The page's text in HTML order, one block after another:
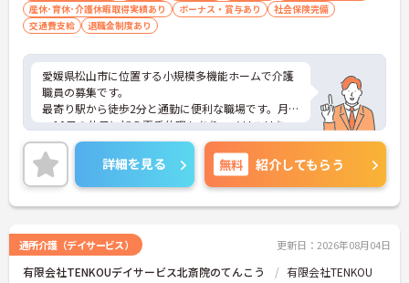
産休･育休･介護休暇取得実績あり
ボーナス・賞与あり
社会保険完備
交通費支給
退職金制度あり
愛媛県松山市に位置する小規模多機能ホームで介護
職員の募集です。
最寄り駅から徒歩2分と通勤に便利な職場です。月9
～10日の休日に加え夏季休暇もあり、メリハリをつ
けて働けます。夜勤手当や各種手当も整っており、
地域密着型の介護サービスに携わりながら経験を積
める環境です。
ご興味のある方には、面接対策ポイントなどさらに
詳細をお話いたしますので、お気軽にご相談くださ
■ 駅近で通勤負担を軽減
詳細を見る 無料 紹介してもらう
通所介護（デイサービス） 更新日：2026年08月04日
有限会社TENKOUデイサービス北斎院のてんこう 有限会社TENKOU